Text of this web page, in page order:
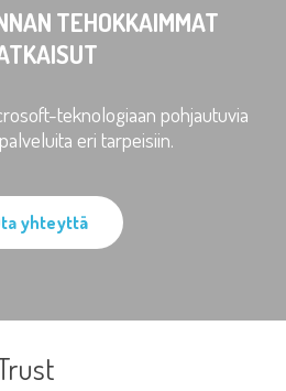
TEHOKKAIMMAT
teknologiaan pohjautuvia
eri tarpeisiin.
yhteyttä